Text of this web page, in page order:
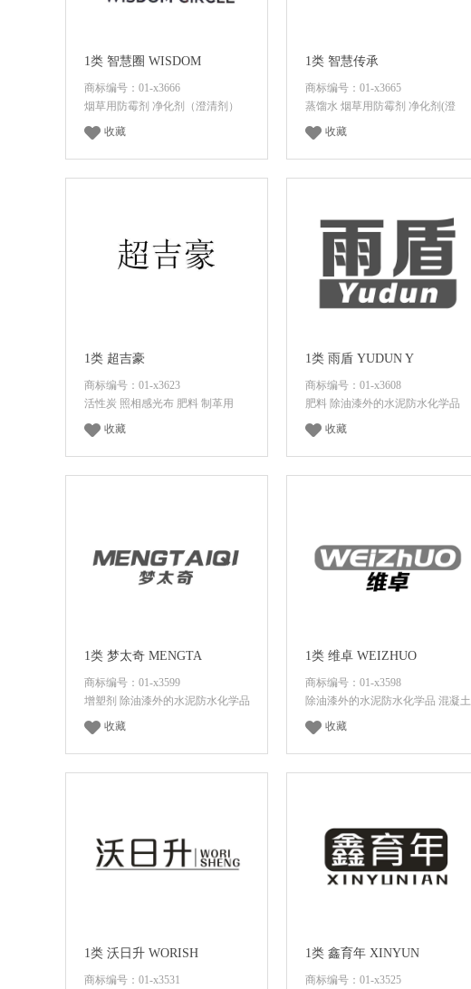
1类 智慧圈 WISDOM
商标编号：01-x3666
烟草用防霉剂 净化剂（澄清剂）
收藏
1类 智慧传承
商标编号：01-x3665
蒸馏水 烟草用防霉剂 净化剂(澄
收藏
1类 超吉豪
商标编号：01-x3623
活性炭 照相感光布 肥料 制革用
收藏
1类 雨盾 YUDUN Y
商标编号：01-x3608
肥料 除油漆外的水泥防水化学品
收藏
1类 梦太奇 MENGTA
商标编号：01-x3599
增塑剂 除油漆外的水泥防水化学品
收藏
1类 维卓 WEIZHUO
商标编号：01-x3598
除油漆外的水泥防水化学品 混凝土
收藏
1类 沃日升 WORISH
商标编号：01-x3531
1类 鑫育年 XINYUN
商标编号：01-x3525